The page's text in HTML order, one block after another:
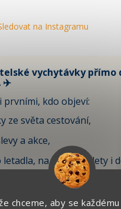
chceme, aby se
na Instagramu
vychytávky přímo
✈️
prvními, kdo objeví:
ze světa cestování,
a akce,
letadla, na krátké výlety i